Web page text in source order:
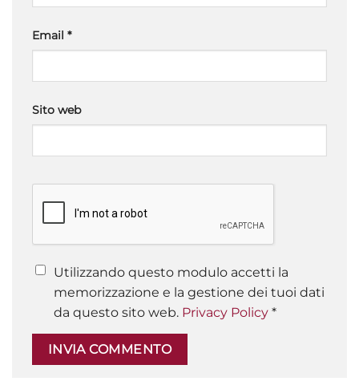
Email *
Sito web
Utilizzando questo modulo accetti la
memorizzazione e la gestione dei tuoi dati
da questo sito web. Privacy Policy *